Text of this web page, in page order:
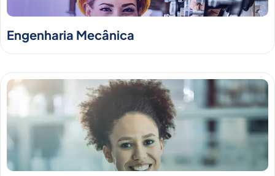
Engenharia Mecânica